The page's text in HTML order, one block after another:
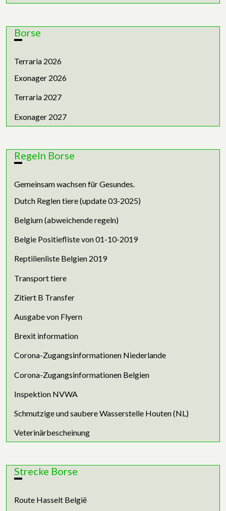
Borse
Terraria 2026
Exonager 2026
Terraria 2027
Exonager 2027
Regeln Borse
Gemeinsam wachsen für Gesundes.
Dutch Reglen tiere (update 03-2025)
Belgium (abweichende regeln)
Belgie Positiefliste von 01-10-2019
Reptilienliste Belgien 2019
Transport tiere
Zitiert B Transfer
Ausgabe von Flyern
Brexit information
Corona-Zugangsinformationen Niederlande
Corona-Zugangsinformationen Belgien
Inspektion NVWA
Schmutzige und saubere Wasserstelle Houten (NL)
Veterinärbescheinung
Strecke Borse
Route Hasselt België